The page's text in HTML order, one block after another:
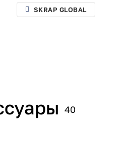
SKRAP GLOBAL
40